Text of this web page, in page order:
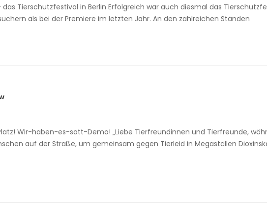
Tierschutzfestival in Berlin Erfolgreich war auch diesmal das
als bei der Premiere im letzten Jahr. An den zahlreichen Ständen
Wir-haben-es-satt-Demo! „Liebe Tierfreundinnen und Tierfreunde,
auf der Straße, um gemeinsam gegen Tierleid in Megaställen